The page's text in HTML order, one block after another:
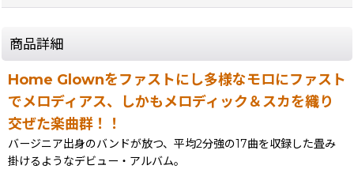
商品詳細
Home Glownをファストにし多様なモロにファスト
でメロディアス、しかもメロディック＆スカを織り
交ぜた楽曲群！！
バージニア出身のバンドが放つ、平均2分強の17曲を収録した畳み
掛けるようなデビュー・アルバム。